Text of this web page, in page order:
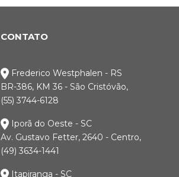
CONTATO
Frederico Westphalen - RS
BR-386, KM 36 - São Cristóvão,
(55) 3744-6128
Iporã do Oeste - SC
Av. Gustavo Fetter, 2640 - Centro,
(49) 3634-1441
Itapiranga - SC